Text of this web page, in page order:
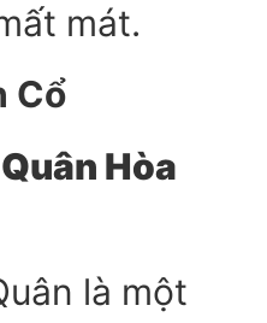
mát.
Cổ
Hòa
là một